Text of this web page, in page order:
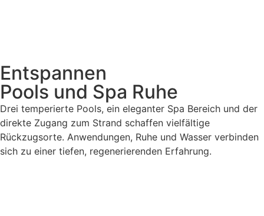
Entspannen
Pools und Spa Ruhe
Drei temperierte Pools, ein eleganter Spa Bereich und der
direkte Zugang zum Strand schaffen vielfältige
Rückzugsorte. Anwendungen, Ruhe und Wasser verbinden
sich zu einer tiefen, regenerierenden Erfahrung.